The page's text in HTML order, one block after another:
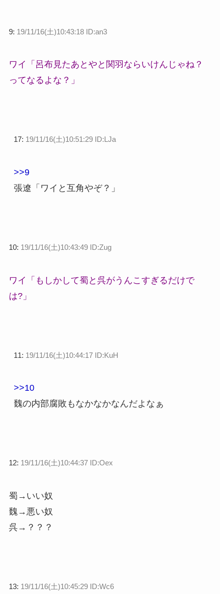
9: 19/11/16(土)10:43:18 ID:an3
ワイ「呂布見たあとやと関羽ならいけんじゃね？
ってなるよな？」
17: 19/11/16(土)10:51:29 ID:LJa
>>9
張遼「ワイと互角やぞ？」
10: 19/11/16(土)10:43:49 ID:Zug
ワイ「もしかして蜀と呉がうんこすぎるだけで
は?」
11: 19/11/16(土)10:44:17 ID:KuH
>>10
魏の内部腐敗もなかなかなんだよなぁ
12: 19/11/16(土)10:44:37 ID:Oex
蜀→いい奴
魏→悪い奴
呉→？？？
13: 19/11/16(土)10:45:29 ID:Wc6